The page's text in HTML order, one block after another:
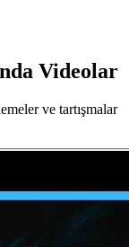
Videolar
ve tartışmalar